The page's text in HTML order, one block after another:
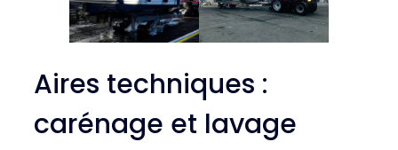
Aires techniques :
carénage et lavage